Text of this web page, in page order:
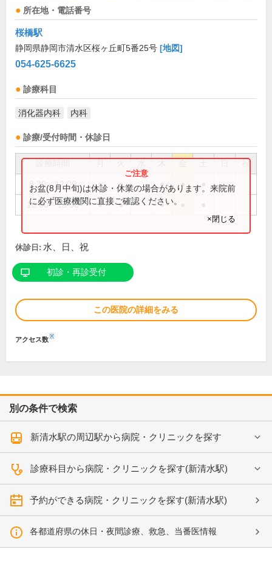
所在地・電話番号
桜橋駅
静岡県静岡市清水区桜ヶ丘町5番25号 [地図]
054-625-6625
診療科目
消化器内科 内科
診療/受付時間・休診日
祝
8:30～12:00 ● ● ● ●
16:00～18:00 ● ● ●
お盆(8月中旬)は休診・休業の場合があります。来院前
に必ず医療機関に直接ご確認ください。
×閉じる
休診日: 水、日、祝
初診・再診受付
この医院の詳細をみる
アクセス数※
別の条件で検索
新清水駅の周辺駅から病院・クリニックを探す
診療科目から病院・クリニックを探す(新清水駅)
予約ができる病院・クリニックを探す(新清水駅)
各都道府県の休日・夜間診療、救急、当番医情報